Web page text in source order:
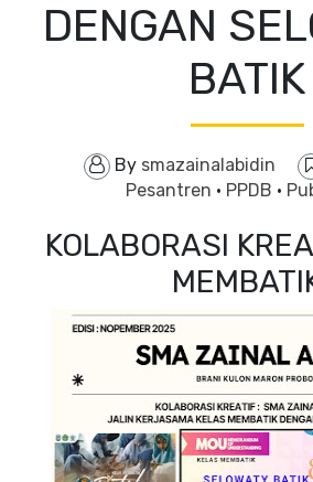
DENGAN
BATIK
By smazainalabidin
Pesantren · PPDB ·
KOLABORASI